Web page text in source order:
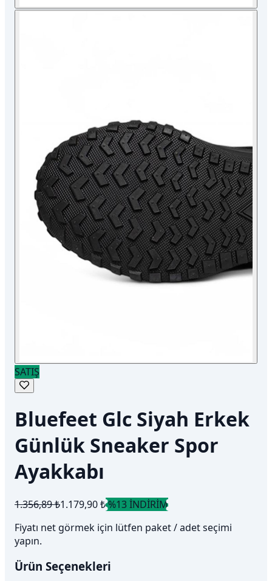
SATIŞ
Bluefeet Glc Siyah Erkek
Günlük Sneaker Spor
Ayakkabı
1.356,89 ₺1.179,90 ₺%13 İNDİRİM
Fiyatı net görmek için lütfen paket / adet seçimi
yapın.
Ürün Seçenekleri